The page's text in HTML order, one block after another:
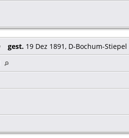
gest. 19 Dez 1891, D-Bochum-Stiepel